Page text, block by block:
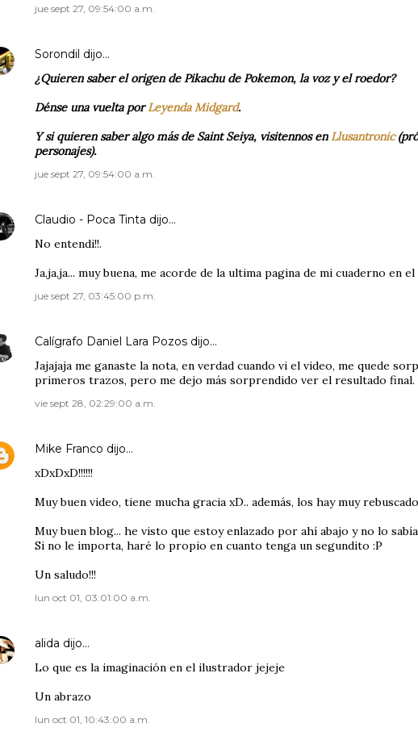
jue sept 27, 09:54:00 a.m.
Sorondil dijo…
¿Quieren saber el origen de Pikachu de Pokemon, la voz y el roedor?
Dénse una vuelta porLeyenda Midgard.
Y si quieren saber algo más de Saint Seiya, visitennos enLlusantronic
personajes).
jue sept 27, 09:54:00 a.m.
Claudio - Poca Tinta dijo…
No entendi!!.
Ja,ja,ja... muy buena, me acorde de la ultima pagina de mi cuaderno en el
jue sept 27, 03:45:00 p.m.
Calígrafo Daniel Lara Pozos dijo…
Jajajaja me ganaste la nota, en verdad cuando vi el video, me quede
primeros trazos, pero me dejo más sorprendido ver el resultado final.
vie sept 28, 02:29:00 a.m.
Mike Franco dijo…
xDxDxD!!!!!!
Muy buen video, tiene mucha gracia xD.. además, los hay muy
Muy buen blog... he visto que estoy enlazado por ahí abajo y no lo
Si no le importa, haré lo propio en cuanto tenga un segundito :P
Un saludo!!!
lun oct 01, 03:01:00 a.m.
alida dijo…
Lo que es la imaginación en el ilustrador jejeje
Un abrazo
lun oct 01, 10:43:00 a.m.